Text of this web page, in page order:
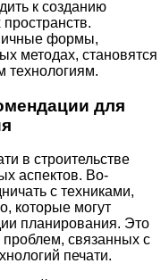
к созданию
формы,
методах, становятся
технологиям.
для
в строительстве
аспектов. Во-
с техниками,
которые могут
планирования. Это
проблем, связанных с
печати.